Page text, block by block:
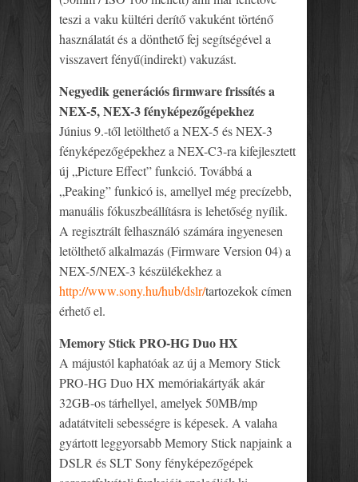
teszi a vaku kültéri derítő vakuként történő
használatát és a dönthető fej segítségével a
visszavert fényű(indirekt) vakuzást.
Negyedik generációs firmware frissítés a
NEX-5, NEX-3 fényképezőgépekhez
Június 9.-től letölthető a NEX-5 és NEX-3
fényképezőgépekhez a NEX-C3-ra kifejlesztett
új „Picture Effect” funkció. Továbbá a
„Peaking” funkicó is, amellyel még precízebb,
manuális fókuszbeállításra is lehetőség nyílik.
A regisztrált felhasználó számára ingyenesen
letölthető alkalmazás (Firmware Version 04) a
NEX-5/NEX-3 készülékekhez a
http://www.sony.hu/hub/dslr/tartozekok címen
érhető el.
Memory Stick PRO-HG Duo HX
A májustól kaphatóak az új a Memory Stick
PRO-HG Duo HX memóriakártyák akár
32GB-os tárhellyel, amelyek 50MB/mp
adatátviteli sebességre is képesek. A valaha
gyártott leggyorsabb Memory Stick napjaink a
DSLR és SLT Sony fényképezőgépek